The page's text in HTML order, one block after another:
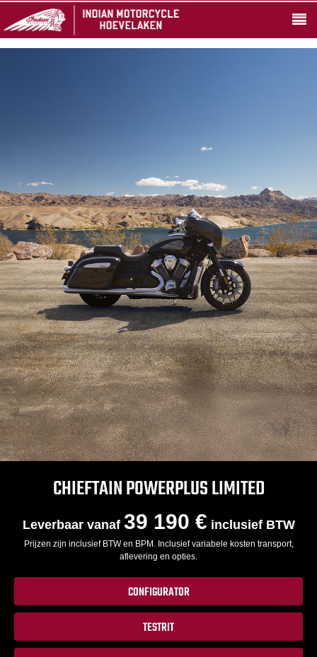
CHIEFTAIN POWERPLUS LIMITED
Leverbaar vanaf 39 190 € inclusief BTW
Prijzen zijn inclusief BTW en BPM. Inclusief variabele kosten transport,
aflevering en opties.
CONFIGURATOR
TESTRIT